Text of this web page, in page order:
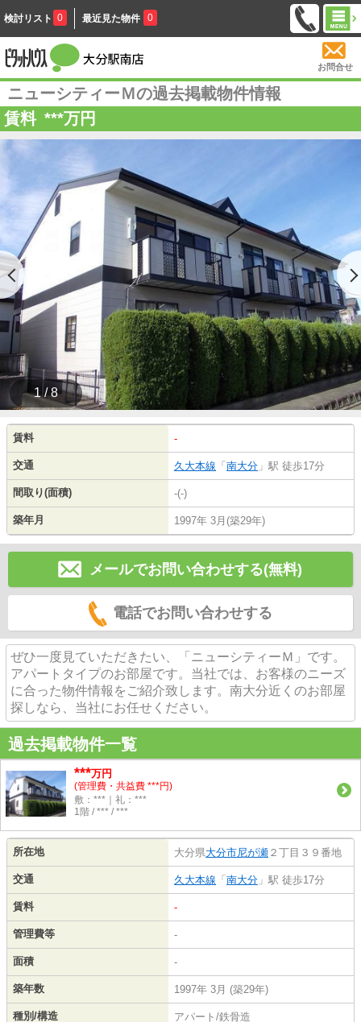
検討リスト 0 最近見た物件 0
お問合せ
ニューシティーＭの過去掲載物件情報
賃料 ***万円
1 / 8
賃料 -
交通 久大本線 「 南大分 」駅 徒歩17分
間取り(面積) -(-)
築年月 1997年 3月(築29年)
メールでお問い合わせする(無料)
電話でお問い合わせする
ぜひ一度見ていただきたい、「ニューシティーＭ」です。
アパートタイプのお部屋です。当社では、お客様のニーズ
に合った物件情報をご紹介致します。南大分近くのお部屋
探しなら、当社にお任せください。
過去掲載物件一覧
***万円
(管理費・共益費 ***円)
敷：***｜礼：***
1階 / *** / ***
所在地 大分県大分市尼が瀬 ２丁目３９番地
交通 久大本線 「 南大分 」駅 徒歩17分
賃料 -
管理費等 -
面積 -
築年数 1997年 3月 (築29年)
種別/構造 アパート/鉄骨造